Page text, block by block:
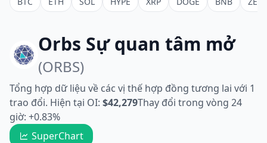
Orbs Sự quan tâm mở
(ORBS)
Tổng hợp dữ liệu về các vị thế hợp đồng tương lai với 1
trao đổi. Hiện tại OI: $42,279Thay đổi trong vòng 24
giờ: +0.83%
SuperChart